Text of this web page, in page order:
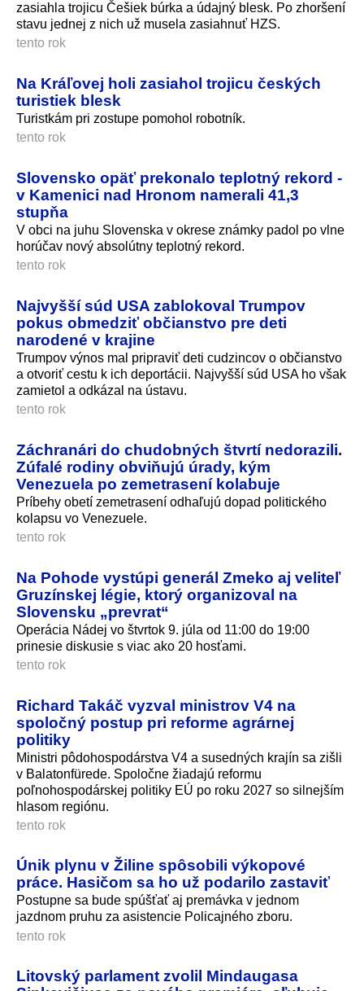
zasiahla trojicu Češiek búrka a údajný blesk. Po zhoršení
stavu jednej z nich už musela zasiahnuť HZS.
tento rok
Na Kráľovej holi zasiahol trojicu českých
turistiek blesk
Turistkám pri zostupe pomohol robotník.
tento rok
Slovensko opäť prekonalo teplotný rekord -
v Kamenici nad Hronom namerali 41,3
stupňa
V obci na juhu Slovenska v okrese známky padol po vlne
horúčav nový absolútny teplotný rekord.
tento rok
Najvyšší súd USA zablokoval Trumpov
pokus obmedziť občianstvo pre deti
narodené v krajine
Trumpov výnos mal pripraviť deti cudzincov o občianstvo
a otvoriť cestu k ich deportácii. Najvyšší súd USA ho však
zamietol a odkázal na ústavu.
tento rok
Záchranári do chudobných štvrtí nedorazili.
Zúfalé rodiny obviňujú úrady, kým
Venezuela po zemetrasení kolabuje
Príbehy obetí zemetrasení odhaľujú dopad politického
kolapsu vo Venezuele.
tento rok
Na Pohode vystúpi generál Zmeko aj veliteľ
Gruzínskej légie, ktorý organizoval na
Slovensku „prevrat“
Operácia Nádej vo štvrtok 9. júla od 11:00 do 19:00
prinesie diskusie s viac ako 20 hosťami.
tento rok
Richard Takáč vyzval ministrov V4 na
spoločný postup pri reforme agrárnej
politiky
Ministri pôdohospodárstva V4 a susedných krajín sa zišli
v Balatonfürede. Spoločne žiadajú reformu
poľnohospodárskej politiky EÚ po roku 2027 so silnejším
hlasom regiónu.
tento rok
Únik plynu v Žiline spôsobili výkopové
práce. Hasičom sa ho už podarilo zastaviť
Postupne sa bude spúšťať aj premávka v jednom
jazdnom pruhu za asistencie Policajného zboru.
tento rok
Litovský parlament zvolil Mindaugasa